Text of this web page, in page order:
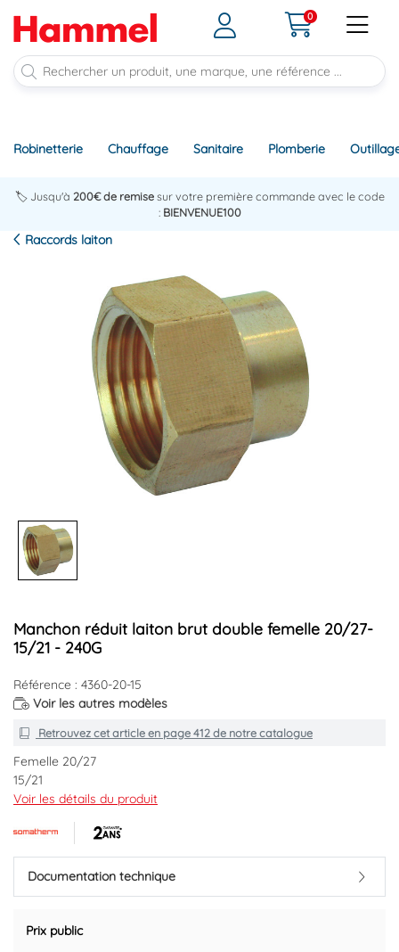
0
Robinetterie Chauffage Sanitaire Plomberie
🏷️ Jusqu'à 200€ de remisesur votre première commande avec le code
: BIENVENUE100
Raccords laiton
Manchon réduit laiton brut double femelle 20/27-
15/21 - 240G
Référence : 4360-20-15
Voir les autres modèles
Retrouvez cet article en page 412de notre catalogue
Femelle 20/27
15/21
Code EAN : 3383954360152
Voir les détails du produit
Documentation technique
Prix public